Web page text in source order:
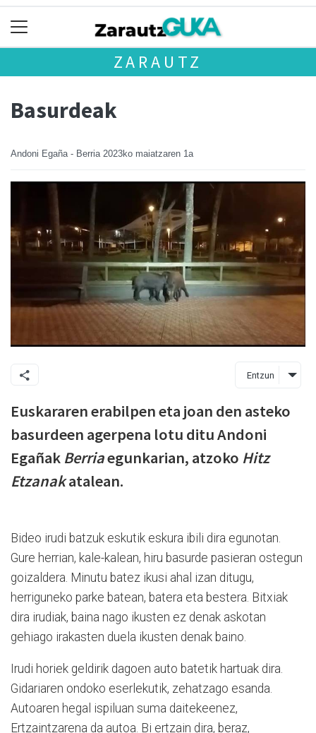
ZARAUTZ
Basurdeak
Andoni Egaña - Berria 2023ko maiatzaren 1a
Entzun
Euskararen erabilpen eta joan den asteko
basurdeen agerpena lotu ditu Andoni
Egañak Berriaegunkarian, atzoko Hitz
Etzanakatalean.
Bideo irudi batzuk eskutik eskura ibili dira egunotan.
Gure herrian, kale-kalean, hiru basurde pasieran ostegun
goizaldera. Minutu batez ikusi ahal izan ditugu,
herriguneko parke batean, batera eta bestera. Bitxiak
dira irudiak, baina nago ikusten ez denak askotan
gehiago irakasten duela ikusten denak baino.
Irudi horiek geldirik dagoen auto batetik hartuak dira.
Gidariaren ondoko eserlekutik, zehatzago esanda.
Autoaren hegal ispiluan suma daitekeenez,
Ertzaintzarena da autoa. Bi ertzain dira, beraz,